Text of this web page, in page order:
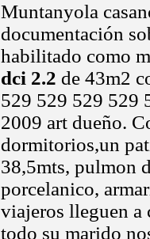
Muntanyola
documentación
habilitado como
dci 2.2 de 43m2
529 529 529 529
2009 art dueño.
dormitorios,un
38,5mts, pulmon
porcelanico,
viajeros lleguen a
todo su marido